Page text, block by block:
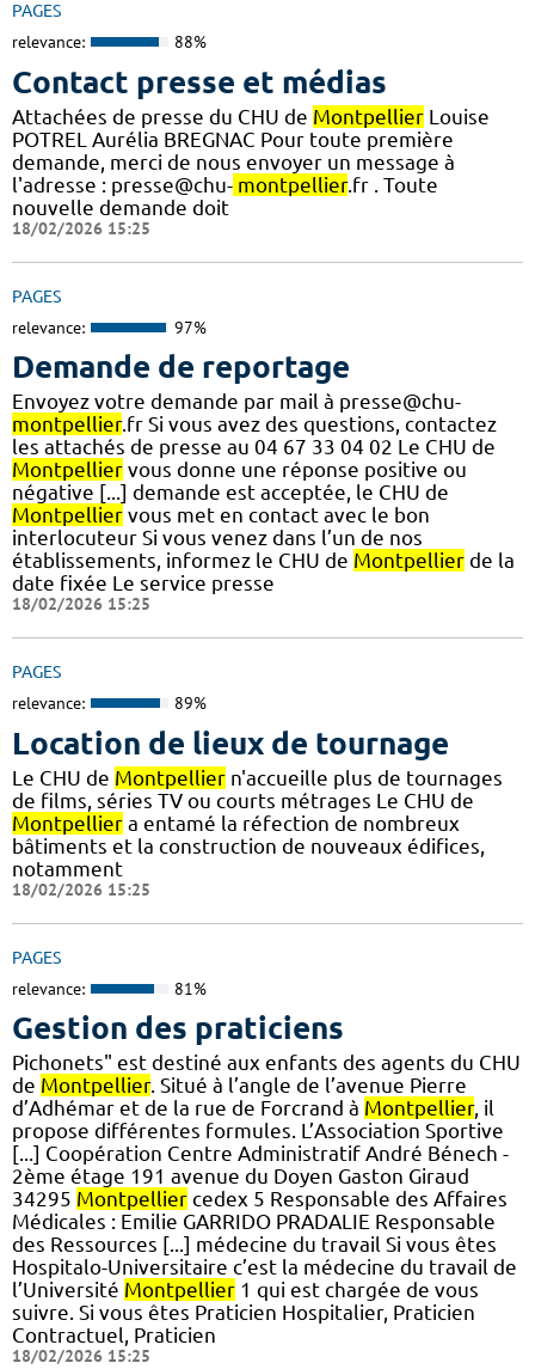
PAGES
relevance: 88%
Contact presse et médias
Attachées de presse du CHU de Montpellier Louise
POTREL Aurélia BREGNAC Pour toute première
demande, merci de nous envoyer un message à
l'adresse : presse@chu- montpellier.fr . Toute
nouvelle demande doit
18/02/2026 15:25
PAGES
relevance: 97%
Demande de reportage
Envoyez votre demande par mail à presse@chu-
montpellier.fr Si vous avez des questions, contactez
les attachés de presse au 04 67 33 04 02 Le CHU de
Montpellier vous donne une réponse positive ou
négative [...] demande est acceptée, le CHU de
Montpellier vous met en contact avec le bon
interlocuteur Si vous venez dans l’un de nos
établissements, informez le CHU de Montpellier de la
date fixée Le service presse
18/02/2026 15:25
PAGES
relevance: 89%
Location de lieux de tournage
Le CHU de Montpellier n'accueille plus de tournages
de films, séries TV ou courts métrages Le CHU de
Montpellier a entamé la réfection de nombreux
bâtiments et la construction de nouveaux édifices,
notamment
18/02/2026 15:25
PAGES
relevance: 81%
Gestion des praticiens
Pichonets" est destiné aux enfants des agents du CHU
de Montpellier. Situé à l’angle de l’avenue Pierre
d’Adhémar et de la rue de Forcrand à Montpellier, il
propose différentes formules. L’Association Sportive
[...] Coopération Centre Administratif André Bénech -
2ème étage 191 avenue du Doyen Gaston Giraud
34295 Montpellier cedex 5 Responsable des Affaires
Médicales : Emilie GARRIDO PRADALIE Responsable
des Ressources [...] médecine du travail Si vous êtes
Hospitalo-Universitaire c’est la médecine du travail de
l’Université Montpellier 1 qui est chargée de vous
suivre. Si vous êtes Praticien Hospitalier, Praticien
Contractuel, Praticien
18/02/2026 15:25